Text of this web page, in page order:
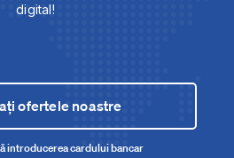
digital!
ofertele noastre
introducerea cardului bancar